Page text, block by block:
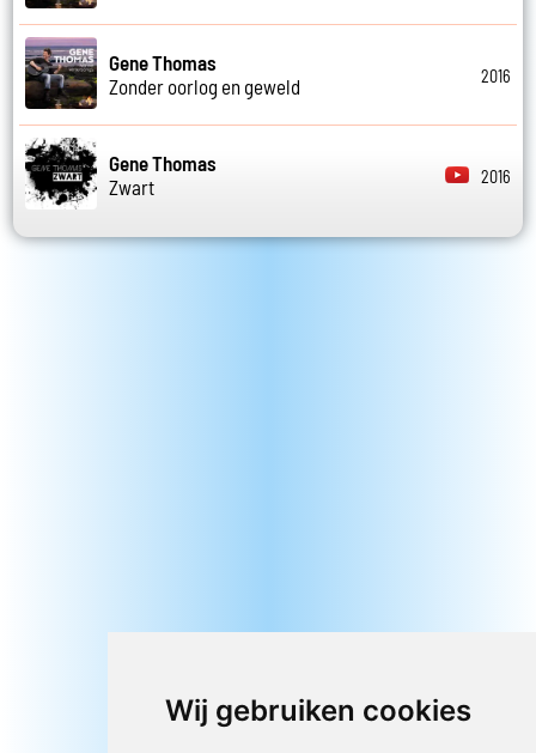
Wij gebruiken cookies
Gene Thomas
Zonder oorlog en geweld
2016
Gene Thomas
Zwart
2016